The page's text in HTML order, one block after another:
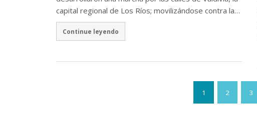
capital regional de Los Ríos; movilizándose contra la…
Continue leyendo
1 2 3